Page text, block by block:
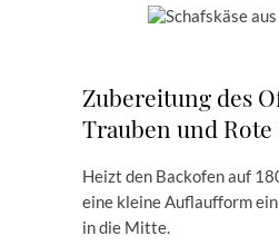
Zubereitung des
Trauben und Rote
Heizt den Backofen auf
eine kleine Auflaufform
in die Mitte.